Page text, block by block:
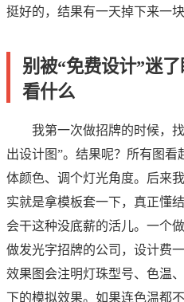
挺好的，结果有一天掉下来一
别被“免费设计”迷
看什么
我第一次做招牌的时候，
出设计图”。结果呢？所有图
体颜色、调个灯光角度。后来
实就是拿模板套一下，真正懂
会干这种没底薪的活儿。一个
做发光字招牌的公司，设计费
效果图会注明灯珠型号、色温
下的模拟效果。如果连色温都